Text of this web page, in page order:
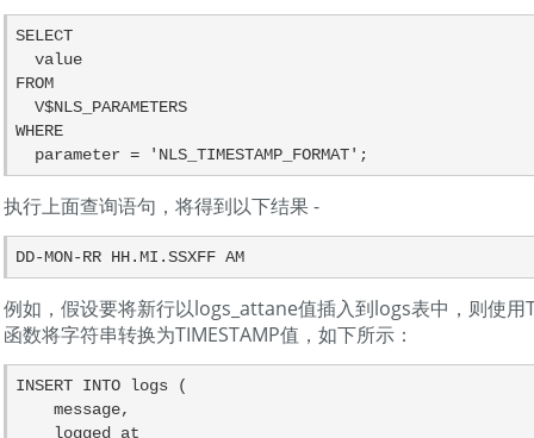
SELECT
FROM
WHERE
  parameter = 'NLS_TIMESTAMP_FORMAT';
执行上面查询语句，将得到以下结果 -
DD-MON-RR HH.MI.SSXFF AM
例如，假设要将新行以logs_attane值插入到logs表中，则使用
函数将字符串转换为TIMESTAMP值，如下所示：
INSERT INTO logs (